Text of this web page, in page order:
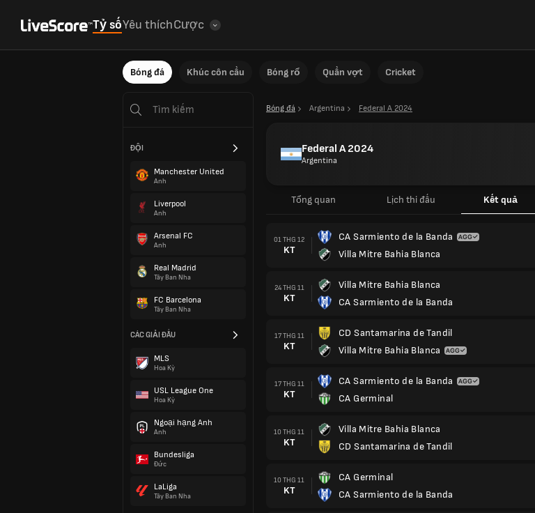
Tỷ sốYêu thíchCược
Bóng đá Khúc côn cầu Bóng rổ Quần vợt Cricket
ĐỘI
Manchester United
Anh
Liverpool
Anh
Arsenal FC
Anh
Real Madrid
Tây Ban Nha
FC Barcelona
Tây Ban Nha
CÁC GIẢI ĐẤU
MLS
Hoa Kỳ
USL League One
Hoa Kỳ
Ngoại hạng Anh
Anh
Bundesliga
Đức
LaLiga
Tây Ban Nha
Bóng đá Argentina Federal A 2024
Federal A 2024
Argentina
Tổng quan Lịch thi đấu Kết quả
01 THG 12
KT
CA Sarmiento de la Banda
Villa Mitre Bahia Blanca
24 THG 11
KT
Villa Mitre Bahia Blanca
CA Sarmiento de la Banda
17 THG 11
KT
CD Santamarina de Tandil
Villa Mitre Bahia Blanca
17 THG 11
KT
CA Sarmiento de la Banda
CA Germinal
10 THG 11
KT
Villa Mitre Bahia Blanca
CD Santamarina de Tandil
10 THG 11
KT
CA Germinal
CA Sarmiento de la Banda